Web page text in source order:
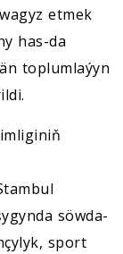
etmek
has-da
toplumlaýyn
söwda-
sport